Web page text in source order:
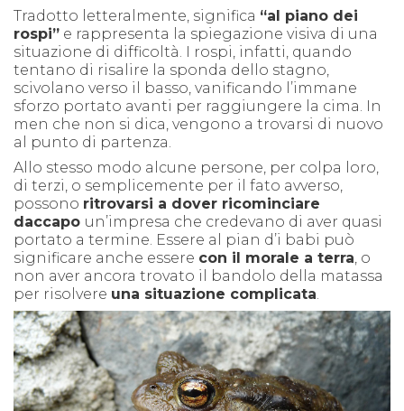
Tradotto letteralmente, significa “al piano dei
rospi” e rappresenta la spiegazione visiva di una
situazione di difficoltà. I rospi, infatti, quando
tentano di risalire la sponda dello stagno,
scivolano verso il basso, vanificando l’immane
sforzo portato avanti per raggiungere la cima. In
men che non si dica, vengono a trovarsi di nuovo
al punto di partenza.
Allo stesso modo alcune persone, per colpa loro,
di terzi, o semplicemente per il fato avverso,
possono ritrovarsi a dover ricominciare
daccapo un’impresa che credevano di aver quasi
portato a termine. Essere al pian d’i babi può
significare anche essere con il morale a terra , o
non aver ancora trovato il bandolo della matassa
per risolvere una situazione complicata